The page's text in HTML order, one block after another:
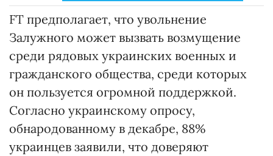
FT предполагает, что увольнение
Залужного может вызвать возмущение
среди рядовых украинских военных и
гражданского общества, среди которых
он пользуется огромной поддержкой.
Согласно украинскому опросу,
обнародованному в декабре, 88%
украинцев заявили, что доверяют